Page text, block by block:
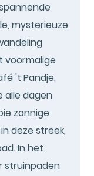
mysterieuze
voormalige
't Pandje,
alle dagen
zonnige
deze streek,
In het
struinpaden